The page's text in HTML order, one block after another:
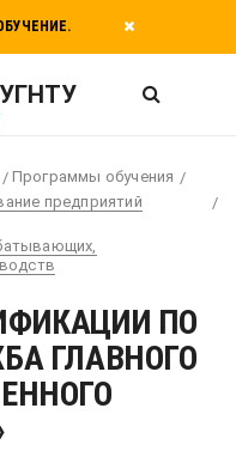
УГНТУ
Программы обучения
предприятий
ПО
ГЛАВНОГО